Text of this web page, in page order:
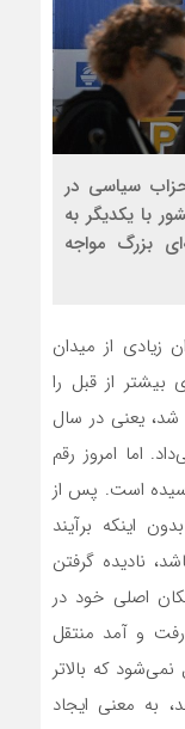
سیاسی در
با یکدیگر به
بزرگ مواجه
زیادی از میدان
بیشتر از قبل را
یعنی در سال
می‌داد. اما امروز رقم
دلار رسیده است. پس از
اینکه برآیند
نادیده گرفتن
اصلی خود در
و آمد منتقل
که بالاتر
به معنی ایجاد